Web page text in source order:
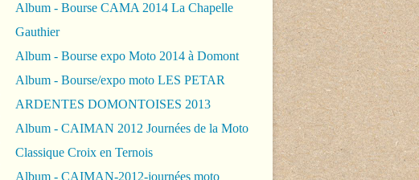
Album - Bourse CAMA 2014 La Chapelle
Gauthier
Album - Bourse expo Moto 2014 à Domont
Album - Bourse/expo moto LES PETAR
ARDENTES DOMONTOISES 2013
Album - CAIMAN 2012 Journées de la Moto
Classique Croix en Ternois
Album - CAIMAN-2012-journées moto